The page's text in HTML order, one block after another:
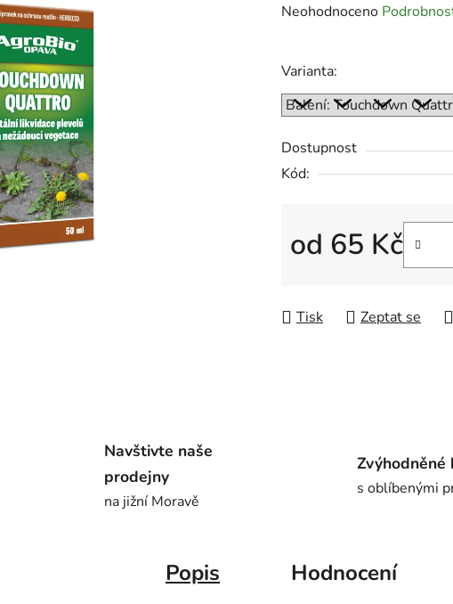
Průměrné
0,0
5
hvězdiček.
Neohodnoceno
Varianta:
Dostupnost
Kód:
od 65 Kč
Tisk Zeptat se
Navštivte naše
prodejny
na jižní Moravě
Zvýhodněné
s oblíbenými
Popis Hodnocení